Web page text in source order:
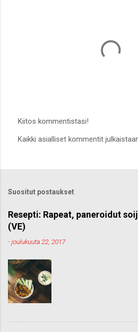
ä
o
m
e
n
Kiitos kommentistasi!
Kaikki asialliset kommentit
Suositut postaukset
Resepti: Rapeat, paneroidut
(VE)
-joulukuuta 22, 2017